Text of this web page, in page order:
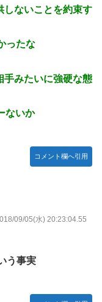
しないことを約束す
ったな
手みたいに強硬な態
ないか
コメント欄へ引用
09/05(水) 20:23:04.55
う事実